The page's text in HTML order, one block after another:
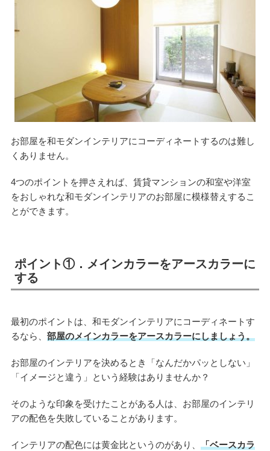
お部屋を和モダンインテリアにコーディネートするのは難し
くありません。
4つのポイントを押さえれば、賃貸マンションの和室や洋室
をおしゃれな和モダンインテリアのお部屋に模様替えするこ
とができます。
ポイント①．メインカラーをアースカラーに
する
最初のポイントは、和モダンインテリアにコーディネートす
るなら、 部屋のメインカラーをアースカラーにしましょう。
お部屋のインテリアを決めるとき「なんだかパッとしない」
「イメージと違う」という経験はありませんか？
そのような印象を受けたことがある人は、お部屋のインテリ
アの配色を失敗していることがあります。
インテリアの配色には黄金比というのがあり、 「ベースカラ